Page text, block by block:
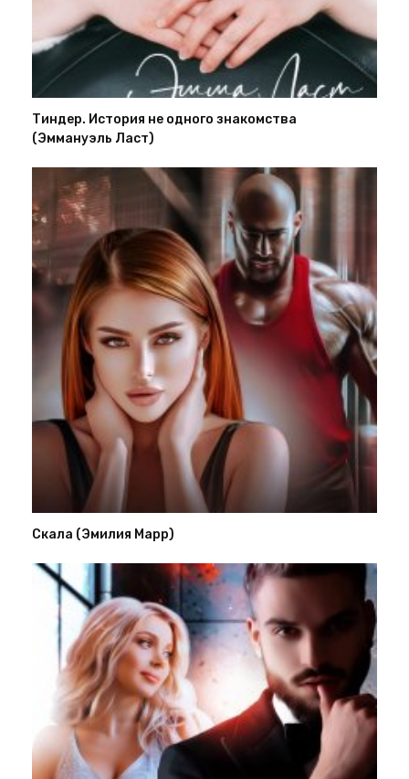
Тиндер. История не одного знакомства
(Эммануэль Ласт)
Скала (Эмилия Марр)